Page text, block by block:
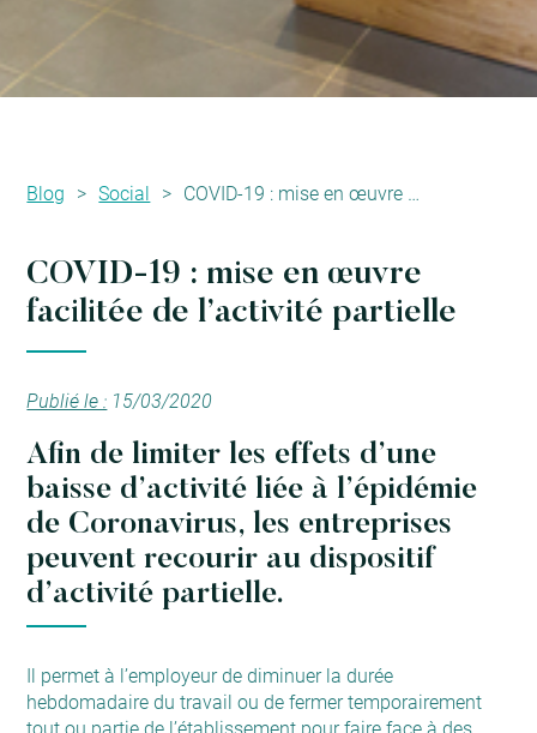
Blog > Social > COVID-19 : mise en œuvre facilitée de l’activité partielle
COVID-19 : mise en œuvre
facilitée de l’activité partielle
Publié le : 15/03/2020
Afin de limiter les effets d’une
baisse d’activité liée à l’épidémie
de Coronavirus, les entreprises
peuvent recourir au dispositif
d’activité partielle.
Il permet à l’employeur de diminuer la durée
hebdomadaire du travail ou de fermer temporairement
tout ou partie de l’établissement pour faire face à des